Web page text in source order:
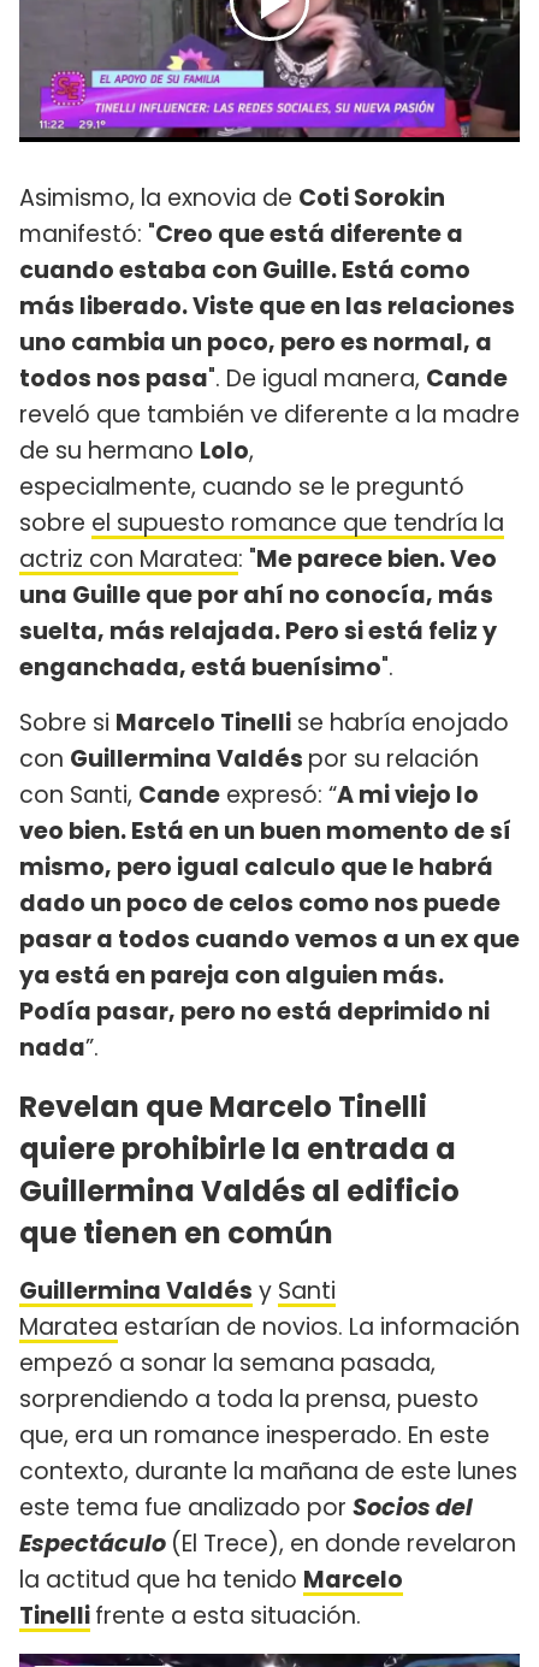
Asimismo, la exnovia de Coti Sorokin
manifestó: "Creo que está diferente a
cuando estaba con Guille. Está como
más liberado. Viste que en las relaciones
uno cambia un poco, pero es normal, a
todos nos pasa". De igual manera, Cande
reveló que también ve diferente a la madre
de su hermano Lolo,
especialmente, cuando se le preguntó
sobre el supuesto romance que tendría la
actriz con Maratea: "Me parece bien. Veo
una Guille que por ahí no conocía, más
suelta, más relajada. Pero si está feliz y
enganchada, está buenísimo".
Sobre si Marcelo Tinelli se habría enojado
con Guillermina Valdés por su relación
con Santi, Cande expresó: “A mi viejo lo
veo bien. Está en un buen momento de sí
mismo, pero igual calculo que le habrá
dado un poco de celos como nos puede
pasar a todos cuando vemos a un ex que
ya está en pareja con alguien más.
Podía pasar, pero no está deprimido ni
nada”.
Revelan que Marcelo Tinelli
quiere prohibirle la entrada a
Guillermina Valdés al edificio
que tienen en común
Guillermina Valdés y Santi
Maratea estarían de novios. La información
empezó a sonar la semana pasada,
sorprendiendo a toda la prensa, puesto
que, era un romance inesperado. En este
contexto, durante la mañana de este lunes
este tema fue analizado por Socios del
Espectáculo (El Trece), en donde revelaron
la actitud que ha tenido Marcelo
Tinellifrente a esta situación.